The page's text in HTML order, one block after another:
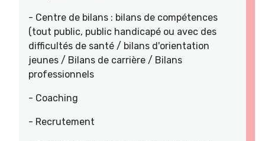
- Centre de bilans : bilans de compétences
(tout public, public handicapé ou avec des
difficultés de santé / bilans d'orientation
jeunes / Bilans de carrière / Bilans
professionnels
- Coaching
- Recrutement